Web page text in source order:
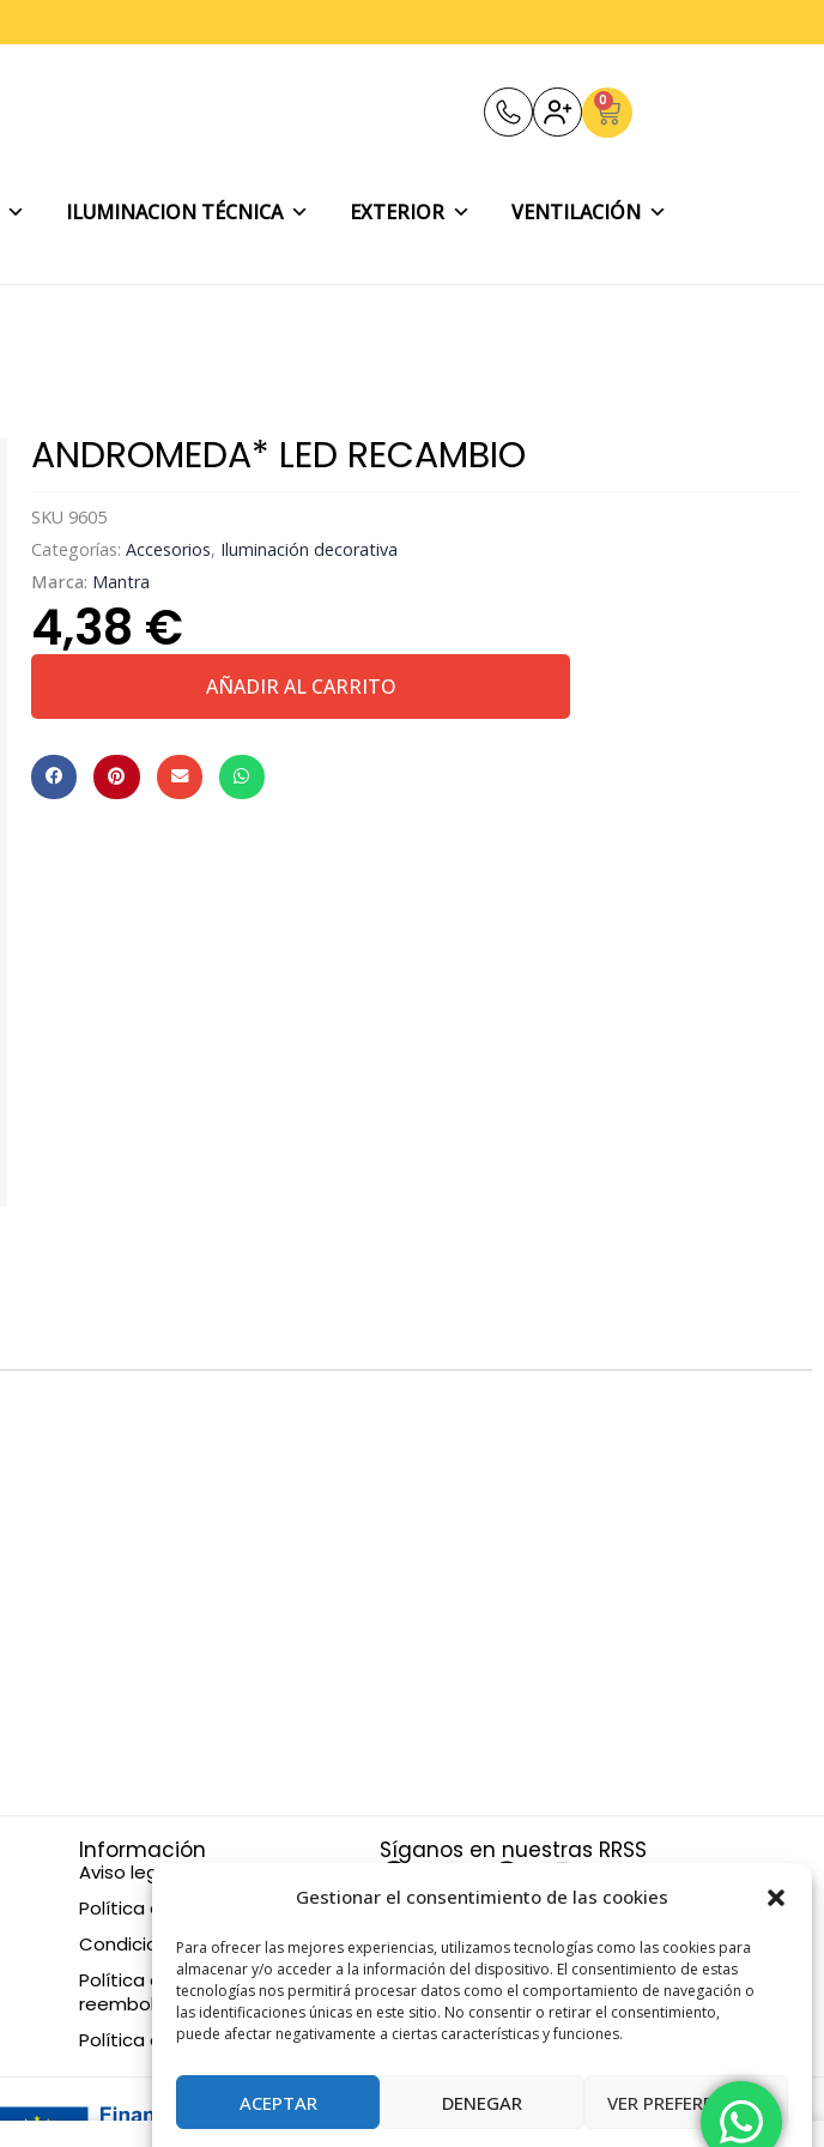
Gestionar el consentimiento de las cookies
Para ofrecer las mejores experiencias, utilizamos tecnologías como las cookies para
almacenar y/o acceder a la información del dispositivo. El consentimiento de estas
tecnologías nos permitirá procesar datos como el comportamiento de navegación o
las identificaciones únicas en este sitio. No consentir o retirar el consentimiento,
puede afectar negativamente a ciertas características y funciones.
ACEPTAR DENEGAR VER PREFERENCIAS
0
Carrito
ILUMINACION TÉCNICA EXTERIOR
VENTILACIÓN
ANDROMEDA* LED RECAMBIO
SKU 9605
Categorías: Accesorios, Iluminación decorativa
Marca: Mantra
4,38 €
cantidad
AÑADIR AL CARRITO
Información
Aviso legal
Política de privacidad
Condiciones de compra
Política de devoluciones y
reembolsos
Política de cookies
Síganos en nuestras RRSS
F
a
e
b
o
o
-
t
w
i
t
t
r
P
i
n
t
e
r
e
t
I
n
s
t
a
g
r